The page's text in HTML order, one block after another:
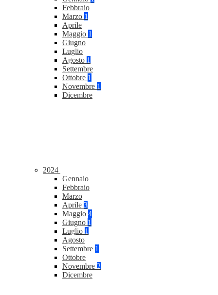
Febbraio
Marzo 1
Aprile
Maggio 1
Giugno
Luglio
Agosto 1
Settembre
Ottobre 1
Novembre 1
Dicembre
2024
Gennaio
Febbraio
Marzo
Aprile 3
Maggio 4
Giugno 1
Luglio 1
Agosto
Settembre 1
Ottobre
Novembre 2
Dicembre